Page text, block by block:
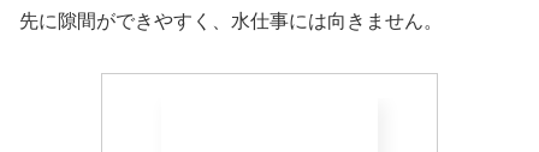
先に隙間ができやすく、水仕事には向きません。